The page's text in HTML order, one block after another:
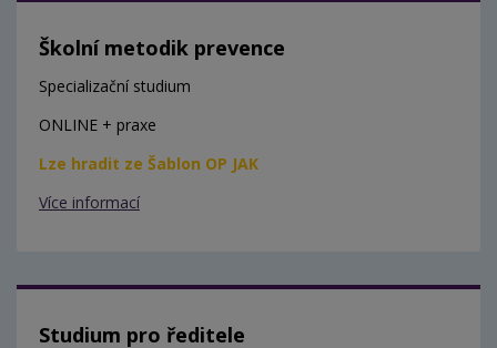
Školní metodik prevence
Specializační studium
ONLINE + praxe
Lze hradit ze Šablon OP JAK
Více informací
Studium pro ředitele